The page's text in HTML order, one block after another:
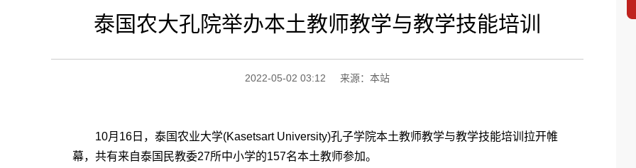
泰国农大孔院举办本土教师教学与教学技能培训
2022-05-02 03:12 来源：本站
10月16日，泰国农业大学(Kasetsart University)孔子学院本土教师教学与教学技能培训拉开帷
幕，共有来自泰国民教委27所中小学的157名本土教师参加。